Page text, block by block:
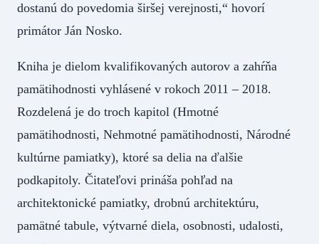
dostanú do povedomia širšej verejnosti,“ hovorí
primátor Ján Nosko.
Kniha je dielom kvalifikovaných autorov a zahŕňa
pamätihodnosti vyhlásené v rokoch 2011 – 2018.
Rozdelená je do troch kapitol (Hmotné
pamätihodnosti, Nehmotné pamätihodnosti, Národné
kultúrne pamiatky), ktoré sa delia na ďalšie
podkapitoly. Čitateľovi prináša pohľad na
architektonické pamiatky, drobnú architektúru,
pamätné tabule, výtvarné diela, osobnosti, udalosti,